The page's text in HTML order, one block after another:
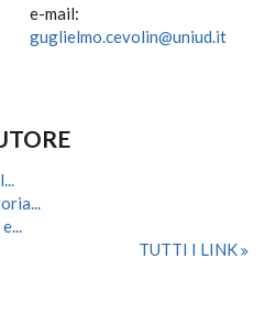
e-mail:
guglielmo.cevolin@uniud.it
TUTTI I LINK